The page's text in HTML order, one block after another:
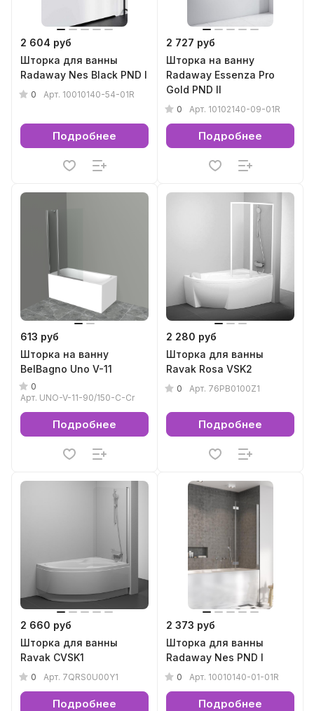
2 604 руб
Шторка для ванны
Radaway Nes Black PND I
0 Арт. 10010140-54-01R
Подробнее
2 727 руб
Шторка на ванну
Radaway Essenza Pro
Gold PND II
0 Арт. 10102140-09-01R
Подробнее
613 руб
Шторка на ванну
BelBagno Uno V-11
0
Арт. UNO-V-11-90/150-C-Cr
Подробнее
2 280 руб
Шторка для ванны
Ravak Rosa VSK2
0 Арт. 76PB0100Z1
Подробнее
2 660 руб
Шторка для ванны
Ravak CVSK1
0 Арт. 7QRS0U00Y1
Подробнее
2 373 руб
Шторка для ванны
Radaway Nes PND I
0 Арт. 10010140-01-01R
Подробнее